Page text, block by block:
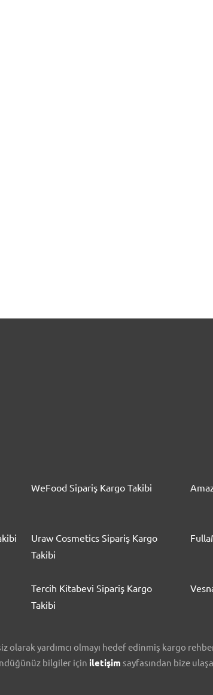
WeFood Sipariş Kargo Takibi
Uraw Cosmetics Sipariş Kargo
Takibi
Tercih Kitabevi Sipariş Kargo
Takibi
olarak yardımcı olmayı hedef edinmiş kargo
bilgiler için iletişim sayfasından bize